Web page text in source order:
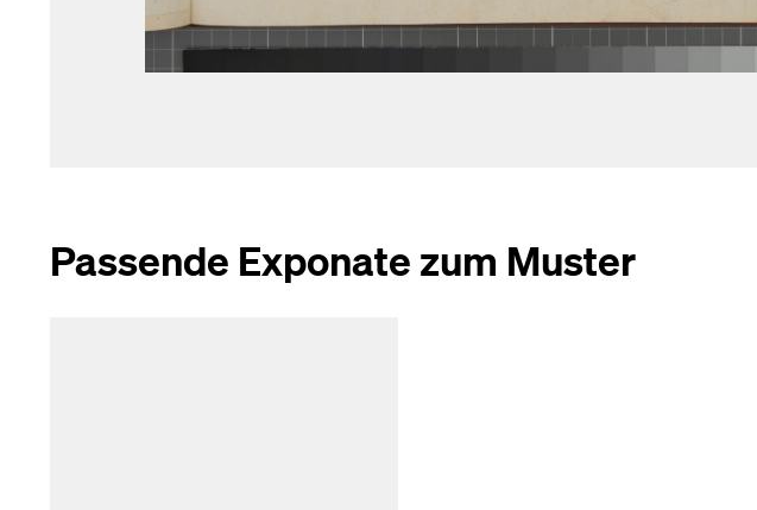
Passende Exponate zum Muster